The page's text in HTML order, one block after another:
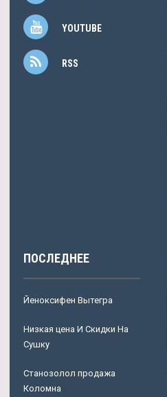
YOUTUBE
RSS
ПОСЛЕДНЕЕ
Йеноксифен Вытегра
Низкая цена И Скидки На
Сушку
Станозолол продажа
Коломна